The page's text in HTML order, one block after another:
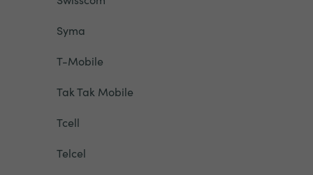
Syma
T-Mobile
Tak Tak Mobile
Tcell
Telcel